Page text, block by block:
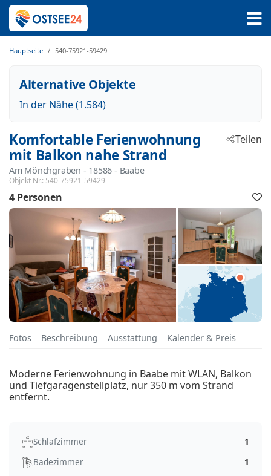
Hauptseite 540-75921-59429
Alternative Objekte
In der Nähe (1.584)
Komfortable Ferienwohnung
mit Balkon nahe Strand
Am Mönchgraben - 18586 - Baabe
Objekt Nr.: 540-75921-59429
Teilen
4 Personen
Fotos Beschreibung Ausstattung Kalender & Preis
Moderne Ferienwohnung in Baabe mit WLAN, Balkon
und Tiefgaragenstellplatz, nur 350 m vom Strand
entfernt.
Schlafzimmer
1
Badezimmer
1